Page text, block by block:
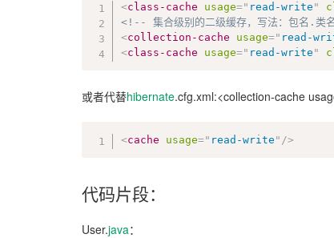
<class-cache usage=" read-write "
<!-- 集合级别的二级缓存，写法：包名.
<collection-cache usage=" read-
<class-cache usage=" read-write "
或者代替hibernate.cfg.xml:<collection-cache
<cache usage=" read-write " />
代码片段：
User.java：